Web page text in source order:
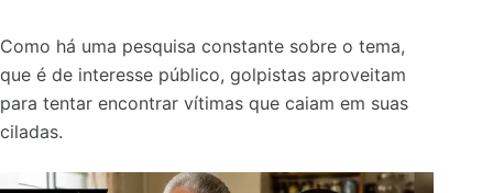
Como há uma pesquisa constante sobre o tema,
que é de interesse público, golpistas aproveitam
para tentar encontrar vítimas que caiam em suas
ciladas.